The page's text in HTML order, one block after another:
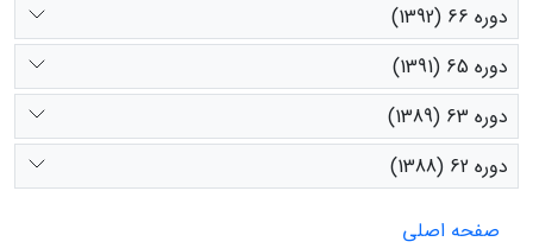
دوره 66 (1392)
دوره 65 (1391)
دوره 63 (1389)
دوره 62 (1388)
صفحه اصلی